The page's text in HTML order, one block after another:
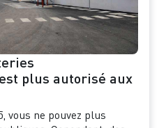
plus autorisé aux
vous ne pouvez plus